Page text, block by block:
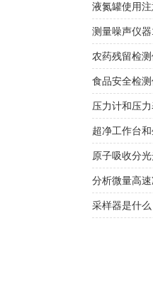
液氮罐使用
测量噪声仪
农药残留检
食品安全检
压力计和压
超净工作台
原子吸收分
分析微量高
采样器是什么